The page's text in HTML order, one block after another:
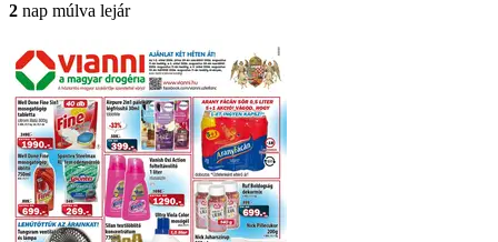
2 nap múlva lejár